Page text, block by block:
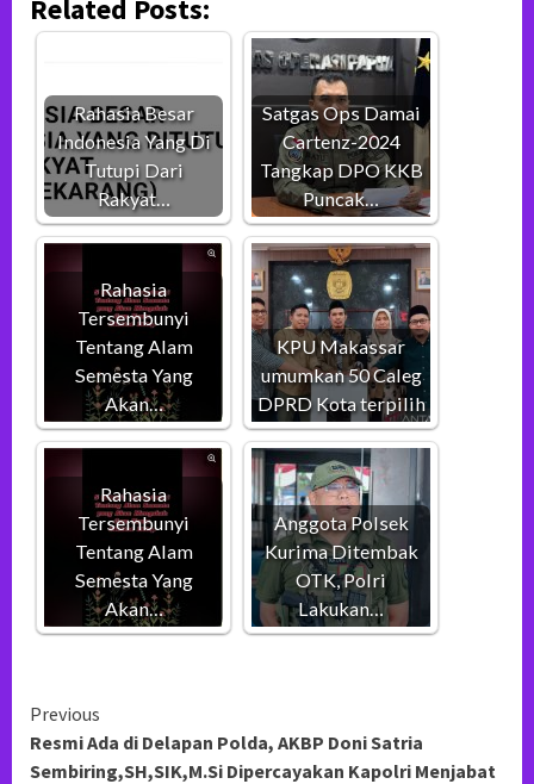
Related Posts:
Rahasia Besar
Indonesia Yang Di
Tutupi Dari
Rakyat…
Satgas Ops Damai
Cartenz-2024
Tangkap DPO KKB
Puncak…
Rahasia
Tersembunyi
Tentang Alam
Semesta Yang
Akan…
KPU Makassar
umumkan 50 Caleg
DPRD Kota terpilih
Rahasia
Tersembunyi
Tentang Alam
Semesta Yang
Akan…
Anggota Polsek
Kurima Ditembak
OTK, Polri
Lakukan…
Continue
Reading
Previous
Resmi Ada di Delapan Polda, AKBP Doni Satria
Sembiring,SH,SIK,M.Si Dipercayakan Kapolri Menjabat